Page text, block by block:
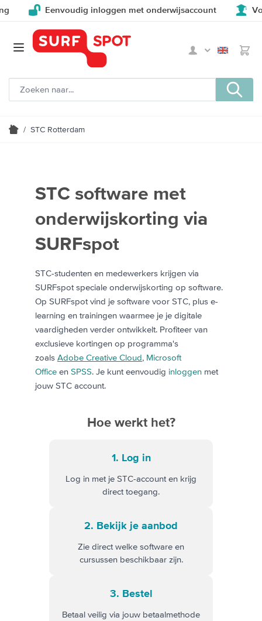
Eenvoudig inloggen met onderwijsaccount Voor
/ STC Rotterdam
STC software met
onderwijskorting via
SURFspot
STC-studenten en medewerkers krijgen via
SURFspot speciale onderwijskorting op software.
Op SURFspot vind je software voor STC, plus e-
learning en trainingen waarmee je je digitale
vaardigheden verder ontwikkelt. Profiteer van
exclusieve kortingen op programma's
zoals Adobe Creative Cloud, Microsoft
Office en SPSS. Je kunt eenvoudig inloggen met
jouw STC account.
Hoe werkt het?
1. Log in
Log in met je STC-account en krijg
direct toegang.
2. Bekijk je aanbod
Zie direct welke software en
cursussen beschikbaar zijn.
3. Bestel
Betaal veilig via jouw betaalmethode